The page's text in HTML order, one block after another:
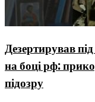
Дезертирував
на боці рф:
підозру